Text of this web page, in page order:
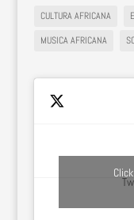
CULTURA AFRICANA
MUSICA AFRICANA